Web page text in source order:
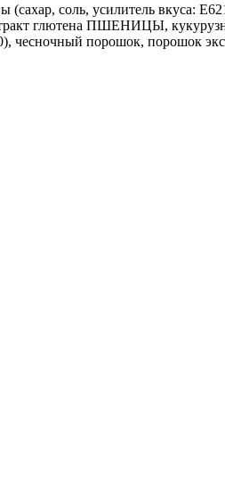
(сахар, соль, усилитель
глютена ПШЕНИЦЫ,
чесночный порошок, порошок